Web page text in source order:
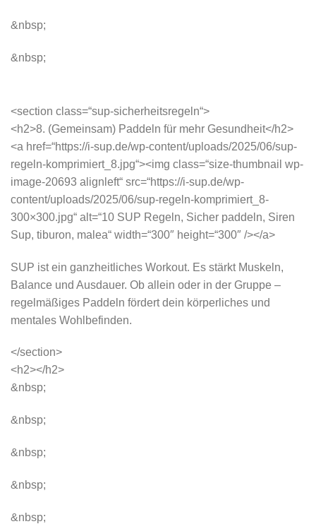
&nbsp;
&nbsp;
<section class=“sup-sicherheitsregeln“>
<h2>8. (Gemeinsam) Paddeln für mehr Gesundheit</h2>
<a href=“https://i-sup.de/wp-content/uploads/2025/06/sup-
regeln-komprimiert_8.jpg“><img class=“size-thumbnail wp-
image-20693 alignleft“ src=“https://i-sup.de/wp-
content/uploads/2025/06/sup-regeln-komprimiert_8-
300×300.jpg“ alt=“10 SUP Regeln, Sicher paddeln, Siren
Sup, tiburon, malea“ width=“300″ height=“300″ /></a>
SUP ist ein ganzheitliches Workout. Es stärkt Muskeln,
Balance und Ausdauer. Ob allein oder in der Gruppe –
regelmäßiges Paddeln fördert dein körperliches und
mentales Wohlbefinden.
</section>
<h2></h2>
&nbsp;
&nbsp;
&nbsp;
&nbsp;
&nbsp;